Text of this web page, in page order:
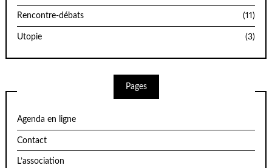
Rencontre-débats (11)
Utopie (3)
Pages
Agenda en ligne
Contact
L’association